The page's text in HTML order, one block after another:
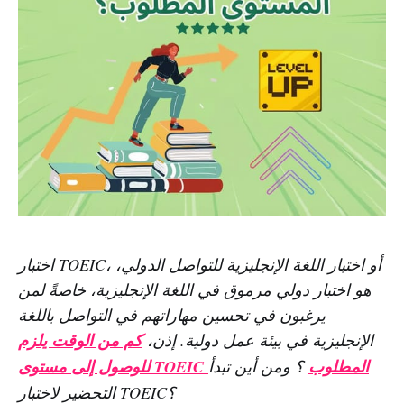
اختبار TOEIC، أو اختبار اللغة الإنجليزية للتواصل الدولي،
هو اختبار دولي مرموق في اللغة الإنجليزية، خاصةً لمن
يرغبون في تحسين مهاراتهم في التواصل باللغة
الإنجليزية في بيئة عمل دولية. إذن،كم من الوقت يلزم
للوصول إلى مستوى TOEIC المطلوب ؟ ومن أين تبدأ
التحضير لاختبار TOEIC؟